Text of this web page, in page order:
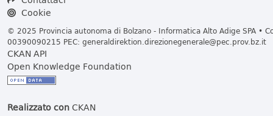
Cookie
© 2025 Provincia autonoma di Bolzano - Informatica Alto Adige SPA •
00390090215 PEC: generaldirektion.direzionegenerale@pec.prov.bz.it
CKAN API
Open Knowledge Foundation
Realizzato conCKAN